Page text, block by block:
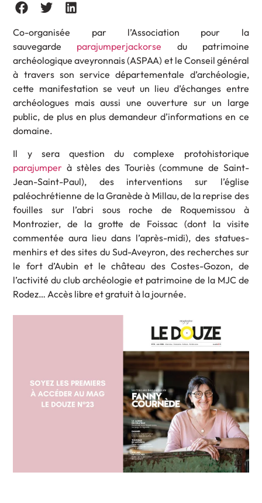
Co-organisée par l’Association pour la
sauvegarde parajumperjackorse du patrimoine
archéologique aveyronnais (ASPAA) et le Conseil général
à travers son service départementale d’archéologie,
cette manifestation se veut un lieu d’échanges entre
archéologues mais aussi une ouverture sur un large
public, de plus en plus demandeur d’informations en ce
domaine.
Il y sera question du complexe protohistorique
parajumper à stèles des Touriès (commune de Saint-
Jean-Saint-Paul), des interventions sur l’église
paléochrétienne de la Granède à Millau, de la reprise des
fouilles sur l’abri sous roche de Roquemissou à
Montrozier, de la grotte de Foissac (dont la visite
commentée aura lieu dans l’après-midi), des statues-
menhirs et des sites du Sud-Aveyron, des recherches sur
le fort d’Aubin et le château des Costes-Gozon, de
l’activité du club archéologie et patrimoine de la MJC de
Rodez… Accès libre et gratuit à la journée.